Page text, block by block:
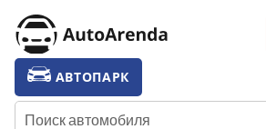
Перейти
к
навигации
Перейти
к
содержимому
УСЛУГИ
ТАРИФЫ
АВТОПАРК
Искать: